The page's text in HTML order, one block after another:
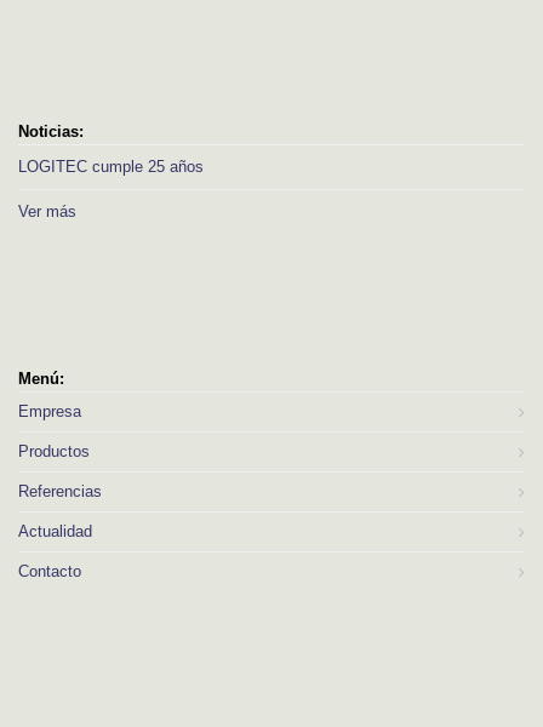
Noticias:
LOGITEC cumple 25 años
Ver más
Menú:
Empresa
Productos
Referencias
Actualidad
Contacto